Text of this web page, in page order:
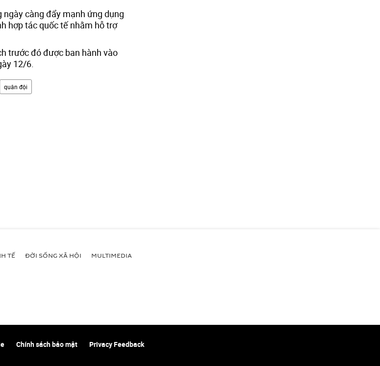
càng đẩy mạnh ứng dụng
hợp tác quốc tế nhằm hỗ trợ
trước đó được ban hành vào
12/6.
quân đội
TẾ ĐỜI SỐNG XÃ HỘI MULTIMEDIA
Chính sách bảo mật Privacy Feedback